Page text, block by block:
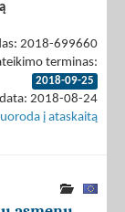
2018-699660
terminas:
2018-09-25
2018-08-24
į ataskaitą